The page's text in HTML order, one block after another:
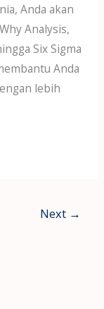
Anda akan
Analysis,
Six Sigma
Anda
lebih
Next →